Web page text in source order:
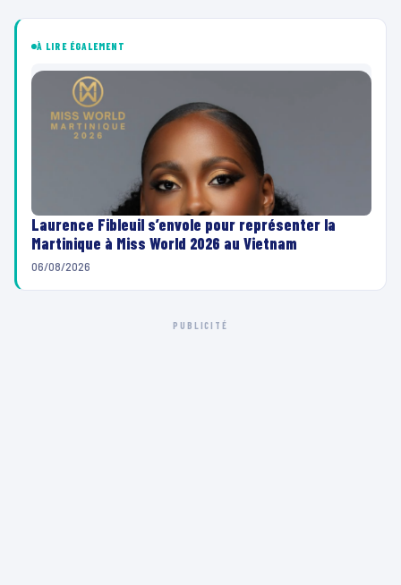
À LIRE ÉGALEMENT
Laurence Fibleuil s’envole pour représenter la
Martinique à Miss World 2026 au Vietnam
06/08/2026
PUBLICITÉ